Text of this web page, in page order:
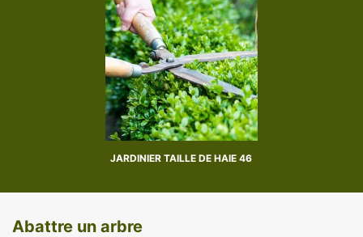
JARDINIER TAILLE DE HAIE 46
Abattre un arbre